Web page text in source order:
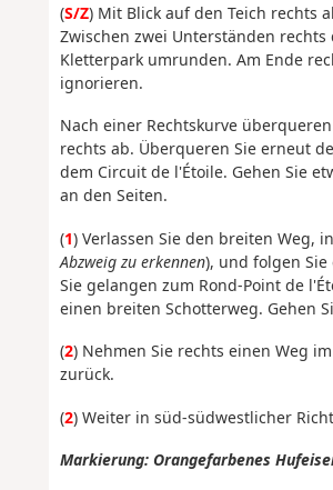
(S/Z) Mit Blick auf den Teich rechts
Zwischen zwei Unterständen
Kletterpark umrunden. Am Ende
ignorieren.
Nach einer Rechtskurve
rechts ab. Überqueren Sie erneut
dem Circuit de l'Étoile. Gehen Sie
an den Seiten.
(1) Verlassen Sie den breiten Weg,
Abzweig zu erkennen), und folgen Sie
Sie gelangen zum Rond-Point de
einen breiten Schotterweg. Gehen
(2) Nehmen Sie rechts einen Weg
zurück.
(2) Weiter in süd-südwestlicher
Markierung: Orangefarbenes